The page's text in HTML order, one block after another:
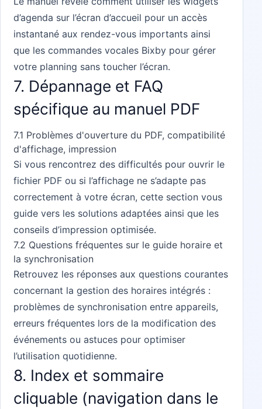
d’agenda sur l’écran d’accueil pour un accès
instantané aux rendez-vous importants ainsi
que les commandes vocales Bixby pour gérer
votre planning sans toucher l’écran.
7. Dépannage et FAQ
spécifique au manuel PDF
7.1 Problèmes d'ouverture du PDF, compatibilité
d'affichage, impression
Si vous rencontrez des difficultés pour ouvrir le
fichier PDF ou si l’affichage ne s’adapte pas
correctement à votre écran, cette section vous
guide vers les solutions adaptées ainsi que les
conseils d’impression optimisée.
7.2 Questions fréquentes sur le guide horaire et
la synchronisation
Retrouvez les réponses aux questions courantes
concernant la gestion des horaires intégrés :
problèmes de synchronisation entre appareils,
erreurs fréquentes lors de la modification des
événements ou astuces pour optimiser
l’utilisation quotidienne.
8. Index et sommaire
cliquable (navigation dans le